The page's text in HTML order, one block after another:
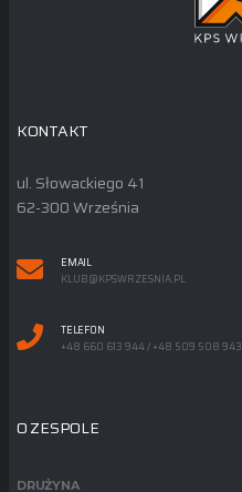
KONTAKT
ul. Słowackiego 41
62-300 Września
EMAIL
KLUB@KPSWRZESNIA.PL
TELEFON
+48 660 613 944 / +48 509 508 943
O ZESPOLE
DRUŻYNA